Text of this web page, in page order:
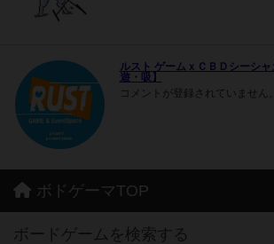
ルスト ゲームｘＣＢＤシーシャ
遊・吸】
コメントが登録されていません。
ボドゲーマTOP
ボードゲームを検索する